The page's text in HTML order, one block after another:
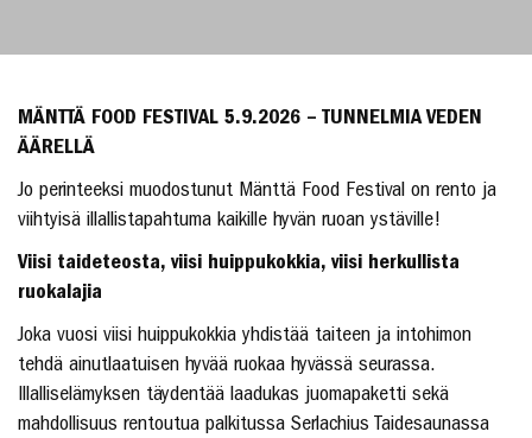
MÄNTTÄ FOOD FESTIVAL 5.9.2026 – TUNNELMIA VEDEN
ÄÄRELLÄ
Jo perinteeksi muodostunut Mänttä Food Festival on rento ja
viihtyisä illallistapahtuma kaikille hyvän ruoan ystäville!
Viisi taideteosta, viisi huippukokkia, viisi herkullista
ruokalajia
Joka vuosi viisi huippukokkia yhdistää taiteen ja intohimon
tehdä ainutlaatuisen hyvää ruokaa hyvässä seurassa.
Illalliselämyksen täydentää laadukas juomapaketti sekä
mahdollisuus rentoutua palkitussa Serlachius Taidesaunassa